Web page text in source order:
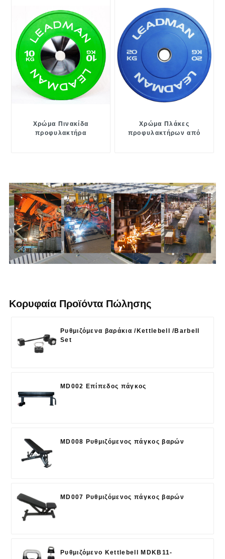
Χρώμα Πινακίδα
προφυλακτήρα
Χρώμα Πλάκες
προφυλακτήρων από
Κορυφαία Προϊόντα Πώλησης
Ρυθμιζόμενα βαράκια /Kettlebell /Barbell
Set
MD002 Επίπεδος πάγκος
MD008 Ρυθμιζόμενος πάγκος βαρών
MD007 Ρυθμιζόμενος πάγκος βαρών
Ρυθμιζόμενο Kettlebell MDKB11-